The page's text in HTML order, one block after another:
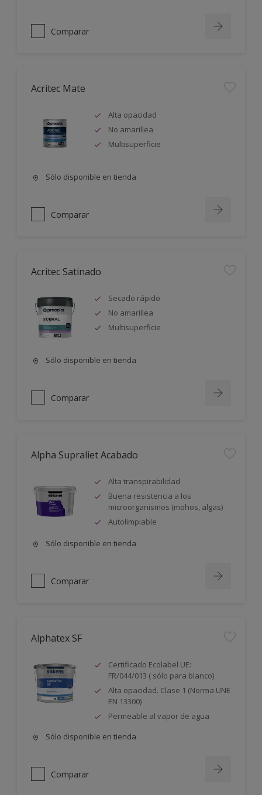
Comparar
Acritec Mate
Alta opacidad
No amarillea
Multisuperficie
Sólo disponible en tienda
Comparar
Acritec Satinado
Secado rápido
No amarillea
Multisuperficie
Sólo disponible en tienda
Comparar
Alpha Supraliet Acabado
Alta transpirabilidad
Buena resistencia a los
microorganismos (mohos, algas)
Autolimpiable
Sólo disponible en tienda
Comparar
Alphatex SF
Certificado Ecolabel UE:
FR/044/013 ( sólo para blanco)
Alta opacidad. Clase 1 (Norma UNE
EN 13300)
Permeable al vapor de agua
Sólo disponible en tienda
Comparar